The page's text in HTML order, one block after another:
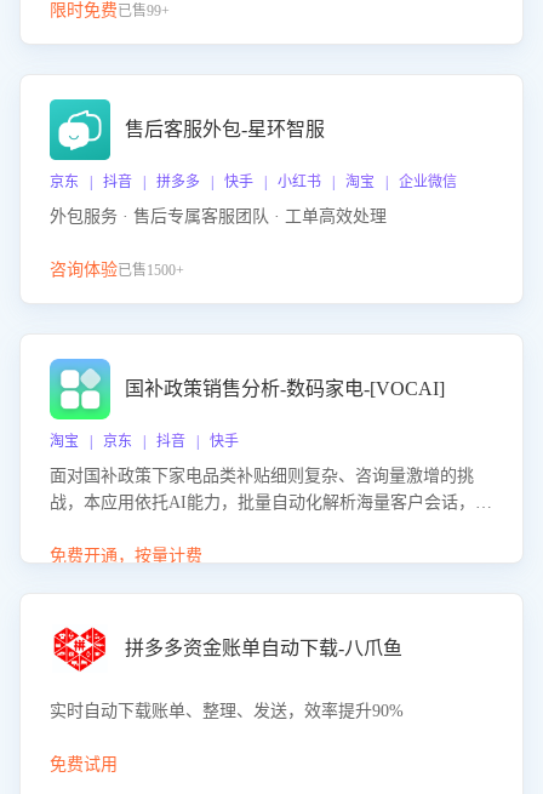
限时免费已售99+
售后客服外包-星环智服
京东 | 抖音 | 拼多多 | 快手 | 小红书 | 淘宝 | 企业微信
外包服务 · 售后专属客服团队 · 工单高效处理
咨询体验已售1500+
国补政策销售分析-数码家电-[VOCAI]
淘宝 | 京东 | 抖音 | 快手
面对国补政策下家电品类补贴细则复杂、咨询量激增的挑
战，本应用依托AI能力，批量自动化解析海量客户会话，精
购买意向，深度洞察决策动因。同时全面评估客服团队政策
度、客服转化能力及销售业绩。
免费开通，按量计费
拼多多资金账单自动下载-八爪鱼
实时自动下载账单、整理、发送，效率提升90%
免费试用